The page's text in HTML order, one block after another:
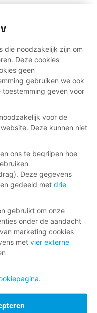
die noodzakelijk zijn om
Deze cookies
geen
gebruiken we ook
toestemming geven voor
voor de
Deze kunnen niet
ons te begrijpen hoe
Deze gegevens
gedeeld met drie
gebruikt om onze
onder de aandacht
marketing cookies
met vier externe
.